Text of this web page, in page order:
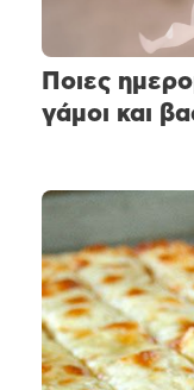
Ποιες
γάμοι και